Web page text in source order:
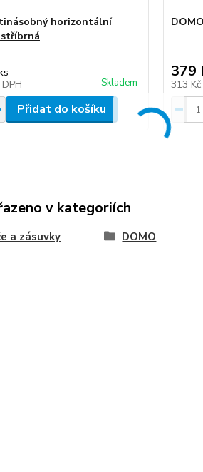
horizontální
Skladem
Přidat do košíku
379
313 Kč
v kategoriích
a zásuvky DOMO